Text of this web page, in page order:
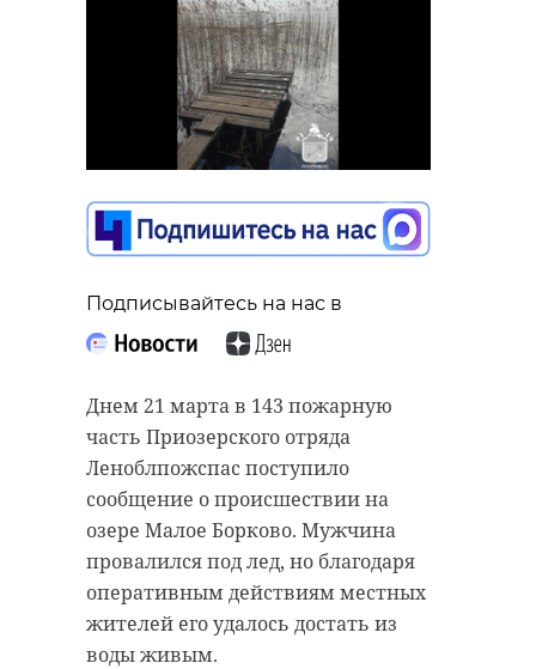
Подписывайтесь на нас в
Днем 21 марта в 143 пожарную
часть Приозерского отряда
Леноблпожспас поступило
сообщение о происшествии на
озере Малое Борково. Мужчина
провалился под лед, но благодаря
оперативным действиям местных
жителей его удалось достать из
воды живым.